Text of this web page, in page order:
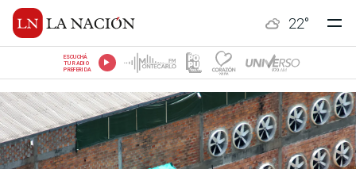
22°
ESCUCHÁ
TU RADIO
PREFERIDA